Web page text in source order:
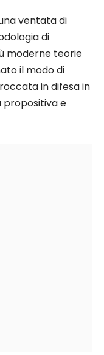
ventata di
di
moderne teorie
il modo di
in difesa in
propositiva e